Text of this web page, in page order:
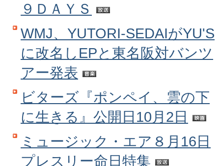
９ＤＡＹＳ
WMJ、YUTORI-SEDAIがYU'S
に改名しEPと東名阪対バンツ
アー発表
ビターズ『ポンペイ、雲の下
に生きる』公開日10月2日
ミュージック・エア８月16日
プレスリー命日特集